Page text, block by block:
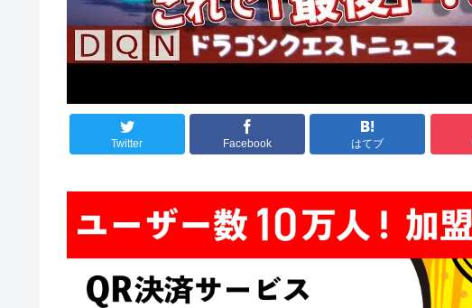
Twitter Facebook はてブ